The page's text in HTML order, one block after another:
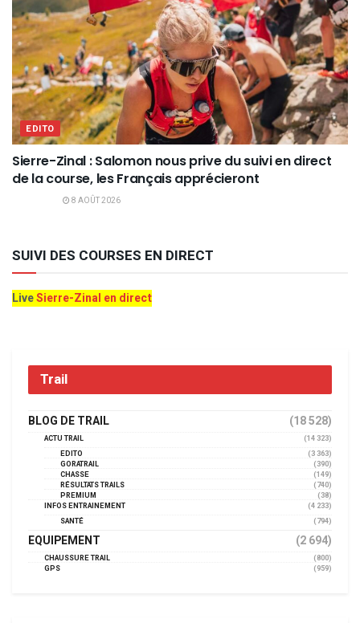
EDITO
Sierre-Zinal : Salomon nous prive du suivi en direct
de la course, les Français apprécieront
8 AOÛT 2026
SUIVI DES COURSES EN DIRECT
LiveSierre-Zinal en direct
Trail
BLOG DE TRAIL (18 528)
ACTU TRAIL
(14 323)
EDITO
(3 363)
GORATRAIL
(390)
CHASSE
(149)
RÉSULTATS TRAILS
(740)
PREMIUM
(38)
INFOS ENTRAINEMENT
(4 233)
SANTÉ
(794)
EQUIPEMENT (2 694)
CHAUSSURE TRAIL
(800)
GPS
(959)